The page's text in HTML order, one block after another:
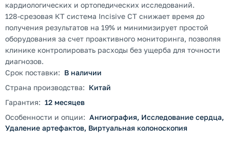
кардиологических и ортопедических исследований.
128-срезовая КТ система Incisive CT снижает время до
получения результатов на 19% и минимизирует простой
оборудования за счет проактивного мониторинга, позволяя
клинике контролировать расходы без ущерба для точности
диагнозов.
Срок поставки: В наличии
Страна производства: Китай
Гарантия: 12 месяцев
Особенности и опции: Ангиография, Исследование сердца,
Удаление артефактов, Виртуальная колоноскопия